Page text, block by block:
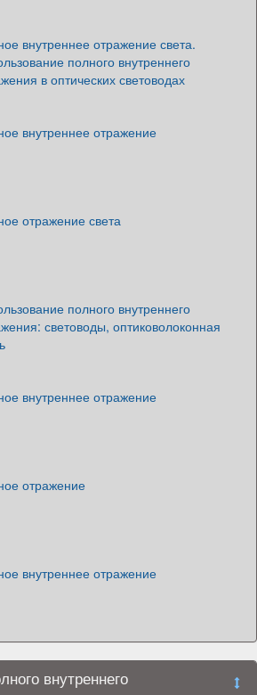
внутреннее отражение света.
полного внутреннего
в оптических световодах
внутреннее отражение
отражение света
полного внутреннего
световоды, оптиковолоконная
внутреннее отражение
отражение
внутреннее отражение
внутреннего